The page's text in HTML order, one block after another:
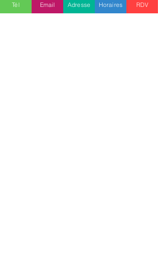
Tél Email Adresse Horaires RDV